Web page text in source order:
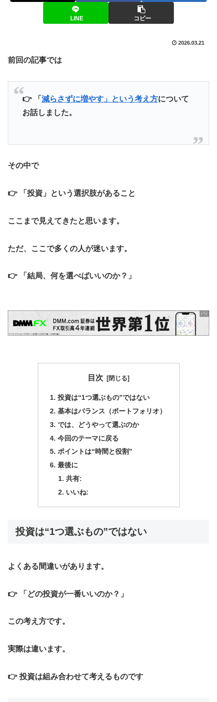
LINE コピー
2026.03.21
前回の記事では
👉 「 減らさずに増やす」という考え方について
お話しました。
その中で
👉 「投資」という選択肢があること
ここまで見えてきたと思います。
ただ、ここで多くの人が迷います。
👉 「結局、何を選べばいいのか？」
目次
投資は“1つ選ぶもの”ではない
基本はバランス（ポートフォリオ）
では、どうやって選ぶのか
今回のテーマに戻る
ポイントは“時間と役割”
最後に
共有:
いいね:
投資は“1つ選ぶもの”ではない
よくある間違いがあります。
👉 「どの投資が一番いいのか？」
この考え方です。
実際は違います。
👉 投資は組み合わせて考えるものです